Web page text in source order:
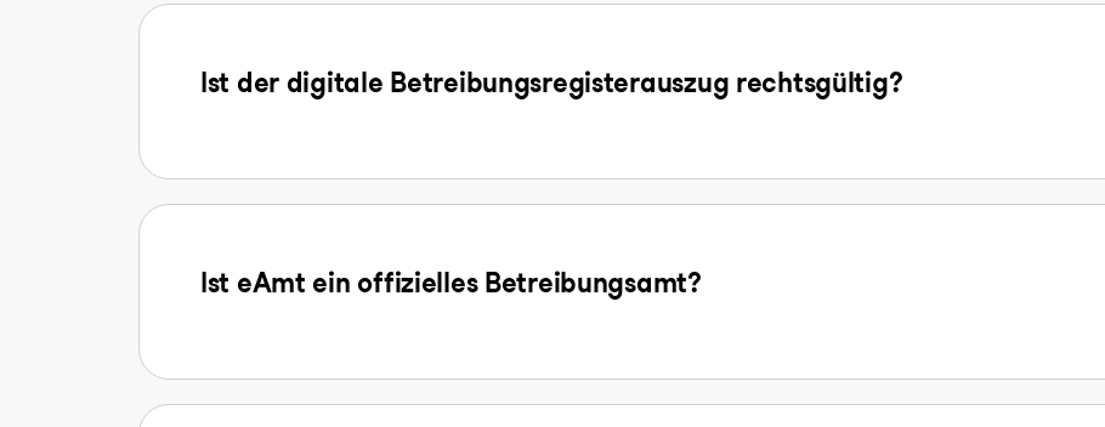
Ist der digitale Betreibungsregisterauszug rechtsgültig?
Ist eAmt ein offizielles Betreibungsamt?